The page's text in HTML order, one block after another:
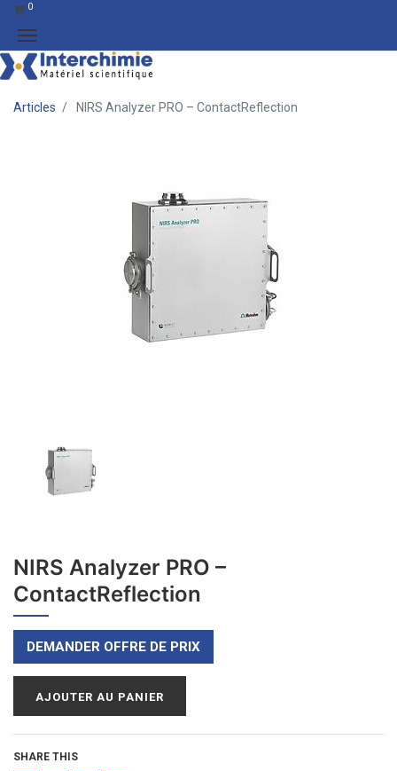
0
Articles NIRS Analyzer PRO – ContactReflection
NIRS Analyzer PRO –
ContactReflection
DEMANDER OFFRE DE PRIX
AJOUTER AU PANIER
SHARE THIS